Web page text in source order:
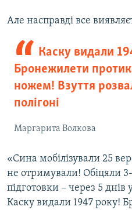
Але насправді все
Каску видали
Бронежилети
ножем! Взуття
полігоні
Маргарита Волкова
«Сина мобілізували 25
не отримували! Обіцяли
підготовки – через 5
Каску видали 1947 року!